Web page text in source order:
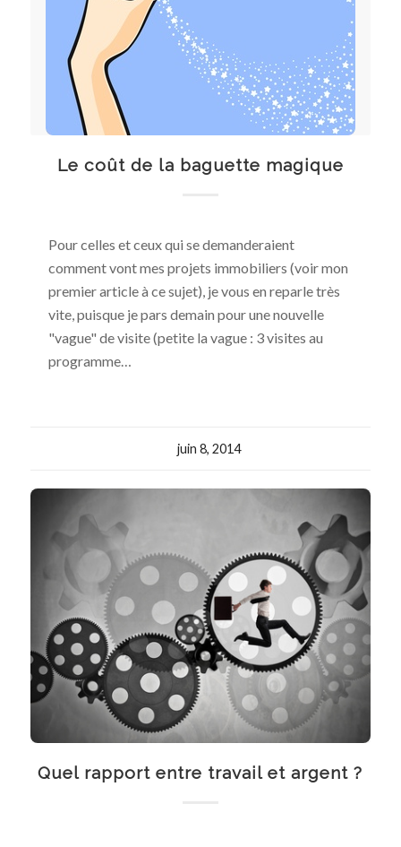
Le coût de la baguette magique
Pour celles et ceux qui se demanderaient
comment vont mes projets immobiliers (voir mon
premier article à ce sujet), je vous en reparle très
vite, puisque je pars demain pour une nouvelle
"vague" de visite (petite la vague : 3 visites au
programme…
juin 8, 2014
Quel rapport entre travail et argent ?